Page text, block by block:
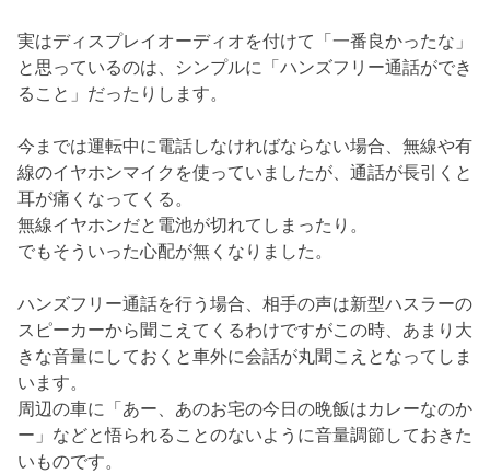
実はディスプレイオーディオを付けて「一番良かったな」
と思っているのは、シンプルに「ハンズフリー通話ができ
ること」だったりします。
今までは運転中に電話しなければならない場合、無線や有
線のイヤホンマイクを使っていましたが、通話が長引くと
耳が痛くなってくる。
無線イヤホンだと電池が切れてしまったり。
でもそういった心配が無くなりました。
ハンズフリー通話を行う場合、相手の声は新型ハスラーの
スピーカーから聞こえてくるわけですがこの時、あまり大
きな音量にしておくと車外に会話が丸聞こえとなってしま
います。
周辺の車に「あー、あのお宅の今日の晩飯はカレーなのか
ー」などと悟られることのないように音量調節しておきた
いものです。